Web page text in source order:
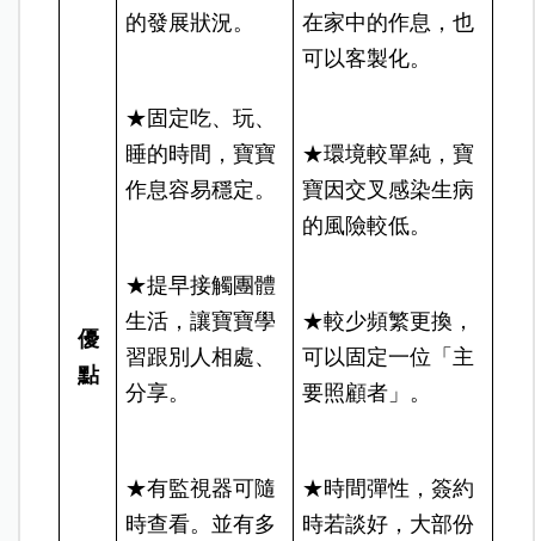
優
點
的發展狀況。
★固定吃、玩、
睡的時間，寶寶
作息容易穩定。
★提早接觸團體
生活，讓寶寶學
習跟別人相處、
分享。
★有監視器可隨
時查看。並有多
在家中的作息，也
可以客製化。
★環境較單純，寶
寶因交叉感染生病
的風險較低。
★較少頻繁更換，
可以固定一位「主
要照顧者」。
★時間彈性，簽約
時若談好，大部份